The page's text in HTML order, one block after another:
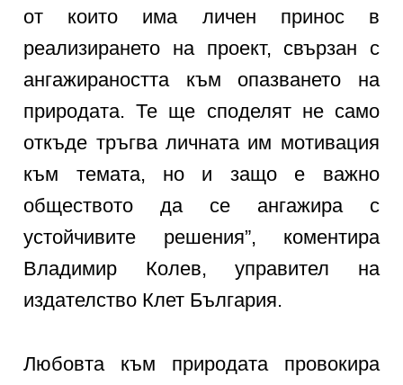
от които има личен принос в
реализирането на проект, свързан с
ангажираността към опазването на
природата. Те ще споделят не само
откъде тръгва личната им мотивация
към темата, но и защо е важно
обществото да се ангажира с
устойчивите решения”, коментира
Владимир Колев, управител на
издателство Клет България.
Любовта към природата провокира